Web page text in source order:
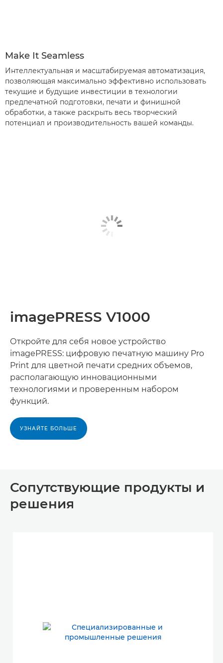
Make It Seamless
Интеллектуальная и масштабируемая автоматизация,
позволяющая максимально эффективно использовать
текущие и будущие инвестиции в технологии
предпечатной подготовки, печати и финишной
обработки, а также раскрыть весь творческий
потенциал и производительность вашей команды.
imagePRESS V1000
Откройте для себя новое устройство
imagePRESS: цифровую печатную машину Pro
Print для цветной печати средних объемов,
располагающую инновационными
технологиями и проверенным набором
функций.
УЗНАЙТЕ БОЛЬШЕ
Сопутствующие продукты и
решения